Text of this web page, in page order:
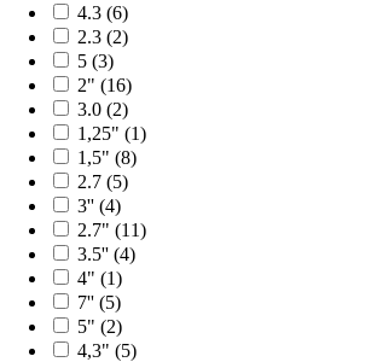
4.3 (6)
2.3 (2)
5 (3)
2" (16)
3.0 (2)
1,25" (1)
1,5" (8)
2.7 (5)
3'' (4)
2.7" (11)
3.5'' (4)
4" (1)
7'' (5)
5" (2)
4,3" (5)